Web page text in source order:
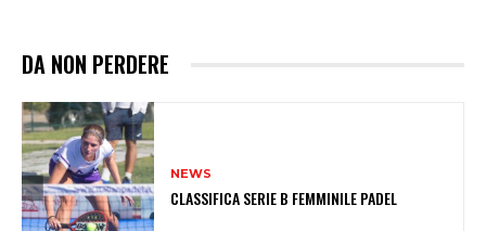
DA NON PERDERE
NEWS
CLASSIFICA SERIE B FEMMINILE PADEL